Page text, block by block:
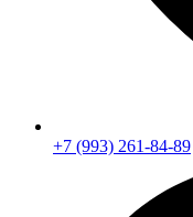
+7 (993) 261-84-89